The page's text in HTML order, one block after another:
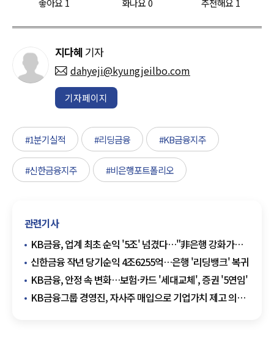
좋아요 1 화나요0 추천해요 1
지다혜 기자
dahyeji@kyungjeilbo.com
기자페이지
#1분기실적 #리딩금융 #KB금융지주
#신한금융지주 #비은행포트폴리오
관련기사
KB금융, 업계 최초 순익 '5조' 넘겼다…"非은행 강화가
견인"
신한금융 작년 당기순익 4조6255억…은행 '리딩뱅크' 복귀
KB금융, 안정 속 변화…보험·카드 '세대교체', 증권 '5연임'
KB금융그룹 경영진, 자사주 매입으로 기업가치 제고 의지